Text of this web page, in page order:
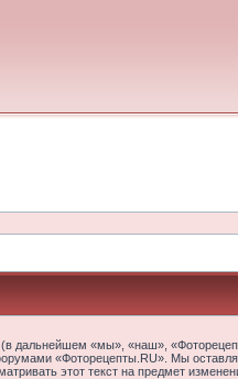
дальнейшем «мы», «наш»,
«Фоторецепты.RU». Мы
этот текст на предмет